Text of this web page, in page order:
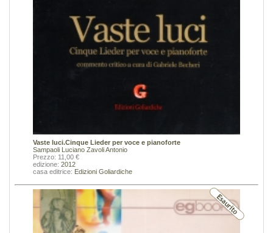
Vaste luci.Cinque Lieder per voce e pianoforte
Sampaoli Luciano Zavoli Antonio
Prezzo: 11,00 €
edizione: 2012
casa editrice: Edizioni Goliardiche